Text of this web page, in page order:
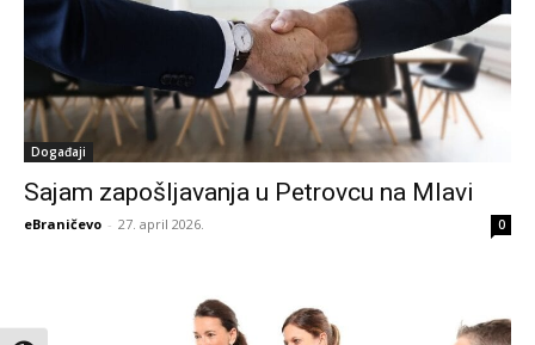
Događaji
Sajam zapošljavanja u Petrovcu na Mlavi
eBraničevo - 27. april 2026. 0